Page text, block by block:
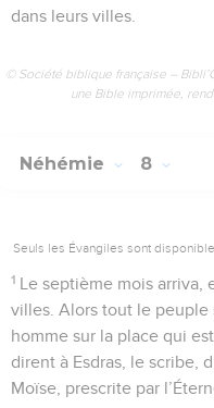
dans leurs villes.
© Société biblique française –
une Bible imprimée,
Néhémie 8
Seuls les Évangiles sont
1 Le septième mois arriva,
villes. Alors tout le peuple
homme sur la place qui
dirent à Esdras, le scribe,
Moïse, prescrite par